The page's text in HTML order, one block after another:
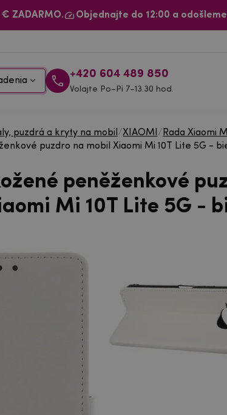
ZADARMO. Objednajte do 12:00 a odošleme
+420 604 489 850
Volajte Po–Pi 7–13.30 hod.
puzdrá a kryty na mobil /XIAOMI / Rada Xiaomi
puzdro na mobil Xiaomi Mi 10T Lite 5G -
peněženkové
Mi 10T Lite 5G -